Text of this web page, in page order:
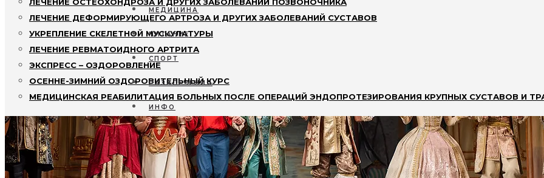
МЕДИЦИНА
ЛЕЧЕНИЕ ДЕФОРМИРУЮЩЕГО АРТРОЗА И ДРУГИХ ЗАБОЛЕВАНИЙ СУСТАВОВ
УКРЕПЛЕНИЕ СКЕЛЕТНОЙ МУСКУЛАТУРЫ
ЛЕЧЕНИЕ РЕВМАТОИДНОГО АРТРИТА
ЭКСПРЕСС – ОЗДОРОВЛЕНИЕ
ОСЕННЕ-ЗИМНИЙ ОЗДОРОВИТЕЛЬНЫЙ КУРС
МЕДИЦИНСКАЯ РЕАБИЛИТАЦИЯ БОЛЬНЫХ ПОСЛЕ ОПЕРАЦИЙ ЭНДОПРОТЕЗИРОВАНИЯ КРУПНЫХ СУСТАВОВ И
ПИТАНИЕ
СПОРТ
РАЗВЛЕЧЕНИЯ
ИНФО